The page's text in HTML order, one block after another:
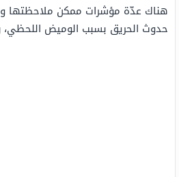
هناك عدّة مؤشرات ممكن ملاحظتها
حدوث الحريق بسبب الوميض